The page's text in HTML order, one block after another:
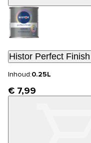
Histor Perfect
Inhoud:0.25L
€ 7,99